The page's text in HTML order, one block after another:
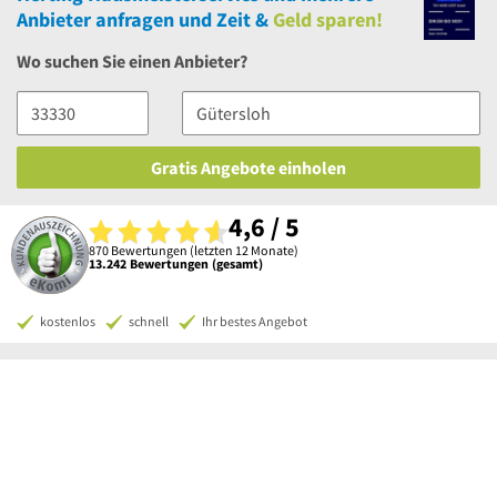
Anbieter anfragen und Zeit &Geld sparen!
Wo suchen Sie einen Anbieter?
Gratis Angebote einholen
4,6 / 5
870 Bewertungen (letzten 12 Monate)
13.242 Bewertungen (gesamt)
kostenlos schnell Ihr bestes Angebot